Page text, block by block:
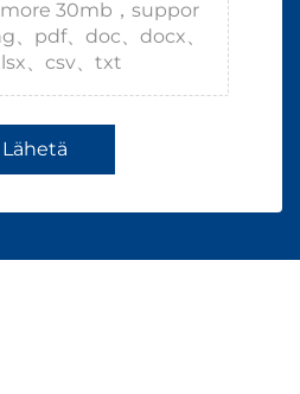
30mb，suppor
、pdf、doc、docx、
、csv、txt
Lähetä